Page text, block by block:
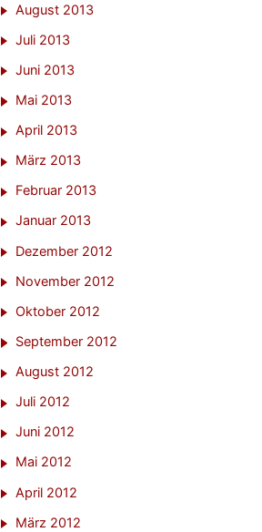
August 2013
Juli 2013
Juni 2013
Mai 2013
April 2013
März 2013
Februar 2013
Januar 2013
Dezember 2012
November 2012
Oktober 2012
September 2012
August 2012
Juli 2012
Juni 2012
Mai 2012
April 2012
März 2012